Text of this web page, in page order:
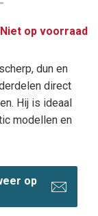
Niet op voorraad
dun en
direct
Hij is ideaal
modellen en
op